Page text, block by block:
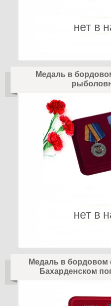
нет в
Медаль в
нет в
Медаль в бордовом
Бахарденском